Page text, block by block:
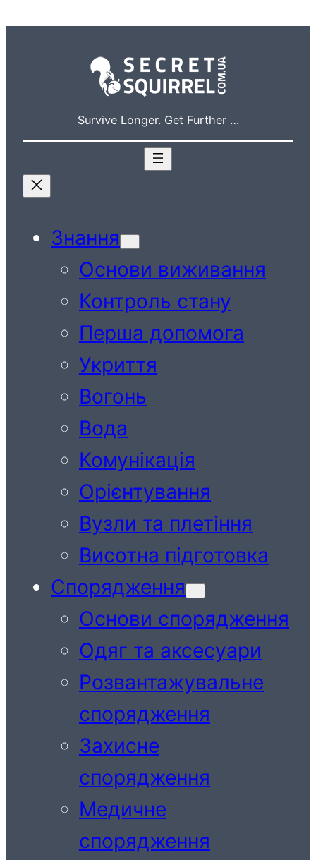
Survive Longer. Get Further …
Знання
Основи виживання
Контроль стану
Перша допомога
Укриття
Вогонь
Вода
Комунікація
Орієнтування
Вузли та плетіння
Висотна підготовка
Спорядження
Основи спорядження
Одяг та аксесуари
Розвантажувальне
спорядження
Захисне
спорядження
Медичне
спорядження